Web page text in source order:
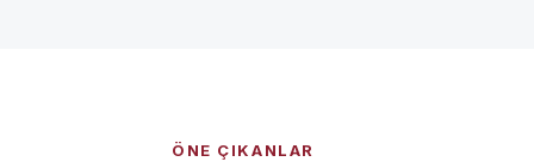
ÖNE ÇIKANLAR